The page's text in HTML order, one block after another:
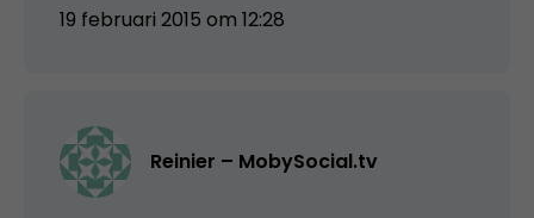
19 februari 2015 om 12:28
Reinier – MobySocial.tv